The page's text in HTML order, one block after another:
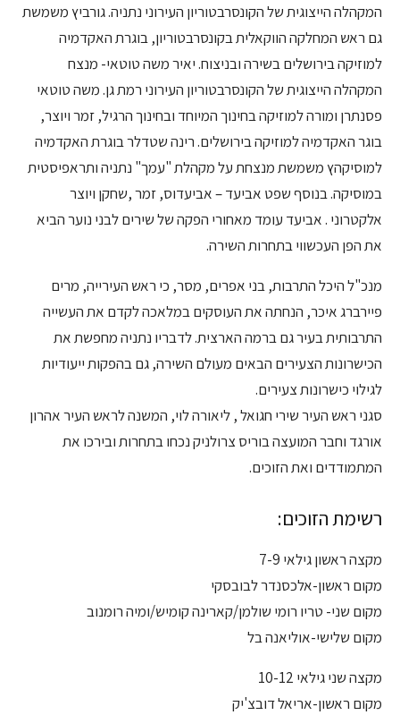
המקהלה הייצוגית של הקונסרבטוריון העירוני נתניה. גורביץ משמשת
גם ראש המחלקה הווקאלית בקונסרבטוריון, בוגרת האקדמיה
למוזיקה בירושלים בשירה ובניצוח. יאיר משה טוטאי- מנצח
המקהלה הייצוגית של הקונסרבטוריון העירוני רמת גן. משה טוטאי
פסנתרן ומורה למוזיקה בחינוך המיוחד ובחינוך הרגיל, זמר ויוצר,
בוגר האקדמיה למוזיקה בירושלים. רינה שטדלר בוגרת האקדמיה
למוסיקהץ משמשת מנצחת על מקהלת "עמך" נתניה ותראפיסטית
במוסיקה. בנוסף שפט אביעד – אביעדוס, זמר ,שחקן ויוצר
אלקטרוני . אביעד עומד מאחורי הפקה של שירים לבני נוער הביא
את הפן העכשווי בתחרות השירה.
מנכ"ל היכל התרבות, בני אפרים, מסר, כי ראש העירייה, מרים
פיירברג איכר, הנחתה את העוסקים במלאכה לקדם את העשייה
התרבותית בעיר גם ברמה הארצית. לדבריו נתניה מחפשת את
הכישרונות הצעירים הבאים מעולם השירה, גם בהפקות ייעודיות
לגילוי כישרונות צעירים.
סגני ראש העיר שירי חגואל , ליאורה לוי, המשנה לראש העיר אהרון
אורגד וחבר המועצה בוריס צרולניק נכחו בתחרות ובירכו את
המתמודדים ואת הזוכים.
רשימת הזוכים:
מקצה ראשון גילאי 7-9
מקום ראשון-אלכסנדר לבובסקי
מקום שני- טריו רומי שולמן/קארינה קומיש/ומיה רומנוב
מקום שלישי-אוליאנה בל
מקצה שני גילאי 10-12
מקום ראשון-אריאל דובצ'יק